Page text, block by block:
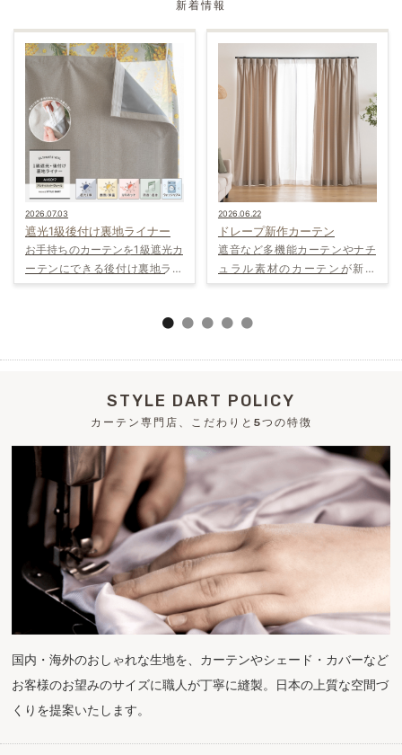
新着情報
2026.07.03
遮光1級後付け裏地ライナー
お手持ちのカーテンを1級遮光カ
ーテンにできる後付け裏地ライ
ナー
2026.06.22
ドレープ新作カーテン
遮音など多機能カーテンやナチ
ュラル素材のカーテンが新登
場！
STYLE DART POLICY
カーテン専門店、こだわりと5つの特徴
国内・海外のおしゃれな生地を、カーテンやシェード・カバーなど
お客様のお望みのサイズに職人が丁寧に縫製。日本の上質な空間づ
くりを提案いたします。